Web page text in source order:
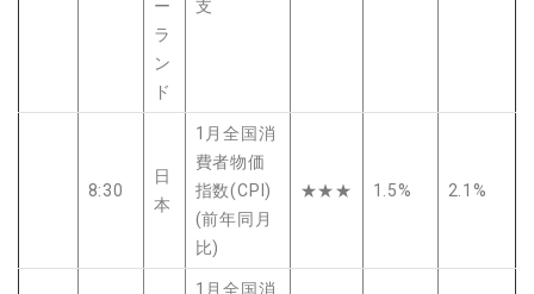
ー
ラ
ン
ド
支
8:30
日
本
1月全国消
費者物価
指数(CPI)
(前年同月
比)
★★★ 1.5% 2.1%
1月全国消